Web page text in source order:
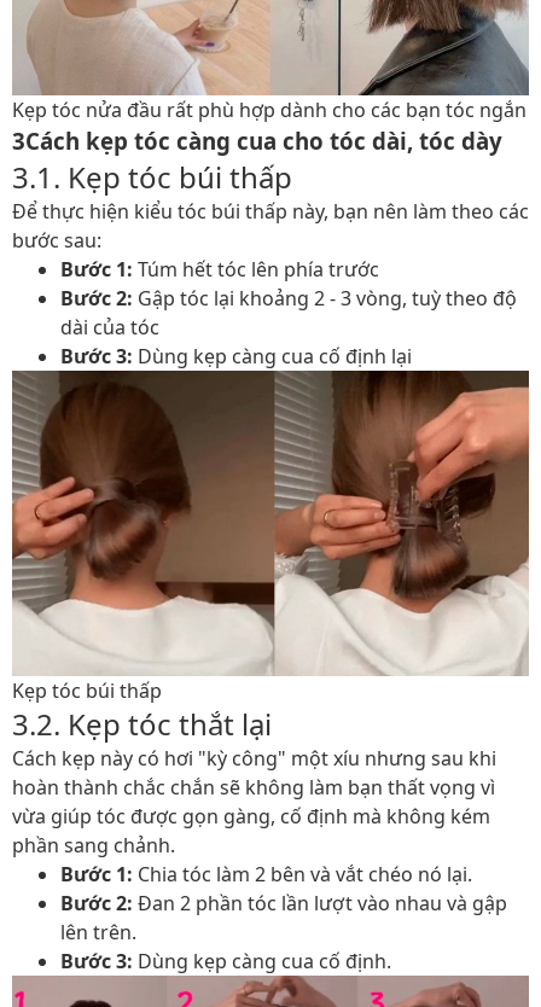
Kẹp tóc nửa đầu rất phù hợp dành cho các bạn tóc ngắn
3Cách kẹp tóc càng cua cho tóc dài, tóc dày
3.1. Kẹp tóc búi thấp
Để thực hiện kiểu tóc búi thấp này, bạn nên làm theo các
bước sau:
Bước 1: Túm hết tóc lên phía trước
Bước 2: Gập tóc lại khoảng 2 - 3 vòng, tuỳ theo độ
dài của tóc
Bước 3: Dùng kẹp càng cua cố định lại
Kẹp tóc búi thấp
3.2. Kẹp tóc thắt lại
Cách kẹp này có hơi "kỳ công" một xíu nhưng sau khi
hoàn thành chắc chắn sẽ không làm bạn thất vọng vì
vừa giúp tóc được gọn gàng, cố định mà không kém
phần sang chảnh.
Bước 1: Chia tóc làm 2 bên và vắt chéo nó lại.
Bước 2: Đan 2 phần tóc lần lượt vào nhau và gập
lên trên.
Bước 3: Dùng kẹp càng cua cố định.